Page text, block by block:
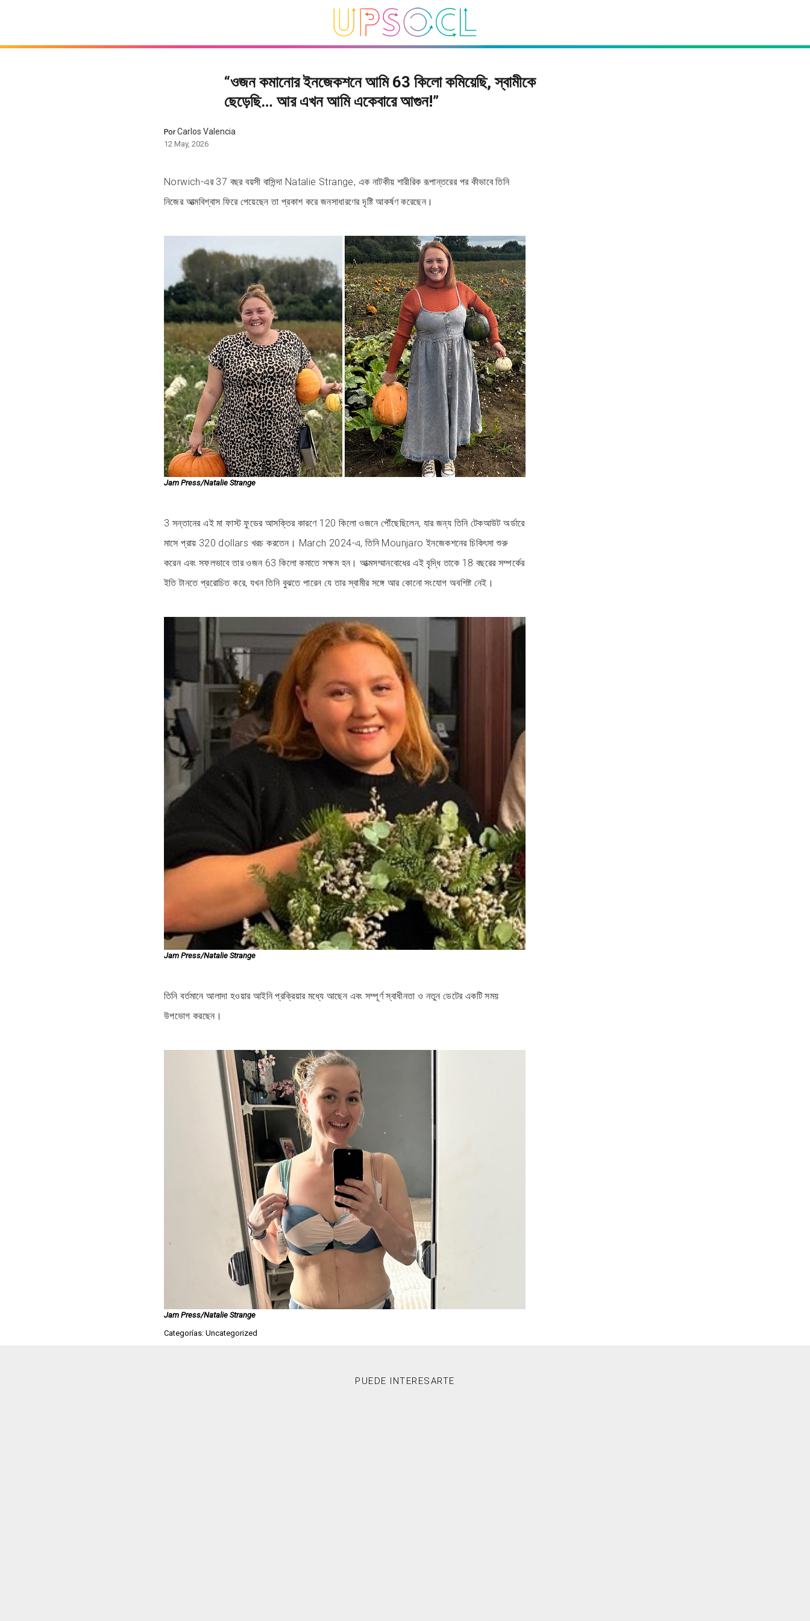
“ওজন কমানোর ইনজেকশনে আমি 63 কিলো কমিয়েছি, স্বামীকে
ছেড়েছি… আর এখন আমি একেবারে আগুন!”
PorCarlos Valencia
12 May, 2026
Norwich-এর 37 বছর বয়সী বাসিন্দা Natalie Strange, এক নাটকীয় শারীরিক রূপান্তরের পর কীভাবে তিনি
নিজের আত্মবিশ্বাস ফিরে পেয়েছেন তা প্রকাশ করে জনসাধারণের দৃষ্টি আকর্ষণ করেছেন।
Jam Press/Natalie Strange
3 সন্তানের এই মা ফাস্ট ফুডের আসক্তির কারণে 120 কিলো ওজনে পৌঁছেছিলেন, যার জন্য তিনি টেকআউট অর্ডারে
মাসে প্রায় 320 dollars খরচ করতেন। March 2024-এ, তিনি Mounjaro ইনজেকশনের চিকিৎসা শুরু
করেন এবং সফলভাবে তার ওজন 63 কিলো কমাতে সক্ষম হন। আত্মসম্মানবোধের এই বৃদ্ধি তাকে 18 বছরের সম্পর্কের
ইতি টানতে প্ররোচিত করে, যখন তিনি বুঝতে পারেন যে তার স্বামীর সঙ্গে আর কোনো সংযোগ অবশিষ্ট নেই।
Jam Press/Natalie Strange
তিনি বর্তমানে আলাদা হওয়ার আইনি প্রক্রিয়ার মধ্যে আছেন এবং সম্পূর্ণ স্বাধীনতা ও নতুন ডেটের একটি সময়
উপভোগ করছেন।
Jam Press/Natalie Strange
Categorías: Uncategorized
PUEDE INTERESARTE